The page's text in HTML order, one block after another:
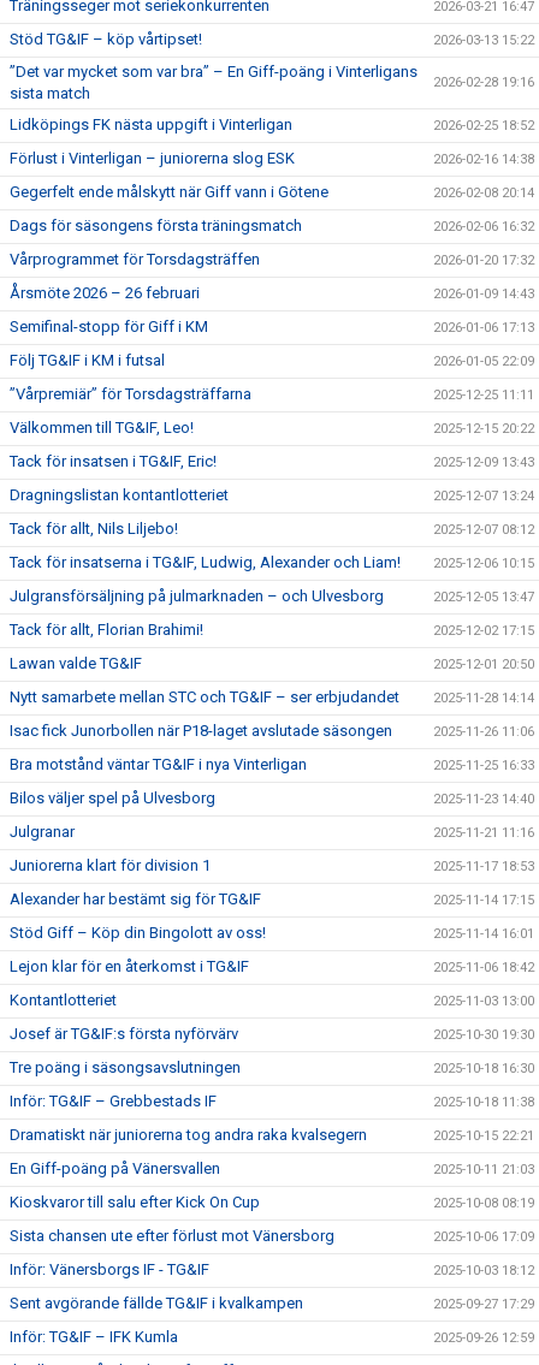
Träningsseger mot seriekonkurrenten 2026-03-21 16:47
Stöd TG&IF – köp vårtipset! 2026-03-13 15:22
”Det var mycket som var bra” – En Giff-poäng i Vinterligans
sista match
2026-02-28 19:16
Lidköpings FK nästa uppgift i Vinterligan 2026-02-25 18:52
Förlust i Vinterligan – juniorerna slog ESK 2026-02-16 14:38
Gegerfelt ende målskytt när Giff vann i Götene 2026-02-08 20:14
Dags för säsongens första träningsmatch 2026-02-06 16:32
Vårprogrammet för Torsdagsträffen 2026-01-20 17:32
Årsmöte 2026 – 26 februari 2026-01-09 14:43
Semifinal-stopp för Giff i KM 2026-01-06 17:13
Följ TG&IF i KM i futsal 2026-01-05 22:09
”Vårpremiär” för Torsdagsträffarna 2025-12-25 11:11
Välkommen till TG&IF, Leo! 2025-12-15 20:22
Tack för insatsen i TG&IF, Eric! 2025-12-09 13:43
Dragningslistan kontantlotteriet 2025-12-07 13:24
Tack för allt, Nils Liljebo! 2025-12-07 08:12
Tack för insatserna i TG&IF, Ludwig, Alexander och Liam! 2025-12-06 10:15
Julgransförsäljning på julmarknaden – och Ulvesborg 2025-12-05 13:47
Tack för allt, Florian Brahimi! 2025-12-02 17:15
Lawan valde TG&IF 2025-12-01 20:50
Nytt samarbete mellan STC och TG&IF – ser erbjudandet 2025-11-28 14:14
Isac fick Junorbollen när P18-laget avslutade säsongen 2025-11-26 11:06
Bra motstånd väntar TG&IF i nya Vinterligan 2025-11-25 16:33
Bilos väljer spel på Ulvesborg 2025-11-23 14:40
Julgranar 2025-11-21 11:16
Juniorerna klart för division 1 2025-11-17 18:53
Alexander har bestämt sig för TG&IF 2025-11-14 17:15
Stöd Giff – Köp din Bingolott av oss! 2025-11-14 16:01
Lejon klar för en återkomst i TG&IF 2025-11-06 18:42
Kontantlotteriet 2025-11-03 13:00
Josef är TG&IF:s första nyförvärv 2025-10-30 19:30
Tre poäng i säsongsavslutningen 2025-10-18 16:30
Inför: TG&IF – Grebbestads IF 2025-10-18 11:38
Dramatiskt när juniorerna tog andra raka kvalsegern 2025-10-15 22:21
En Giff-poäng på Vänersvallen 2025-10-11 21:03
Kioskvaror till salu efter Kick On Cup 2025-10-08 08:19
Sista chansen ute efter förlust mot Vänersborg 2025-10-06 17:09
Inför: Vänersborgs IF - TG&IF 2025-10-03 18:12
Sent avgörande fällde TG&IF i kvalkampen 2025-09-27 17:29
Inför: TG&IF – IFK Kumla 2025-09-26 12:59